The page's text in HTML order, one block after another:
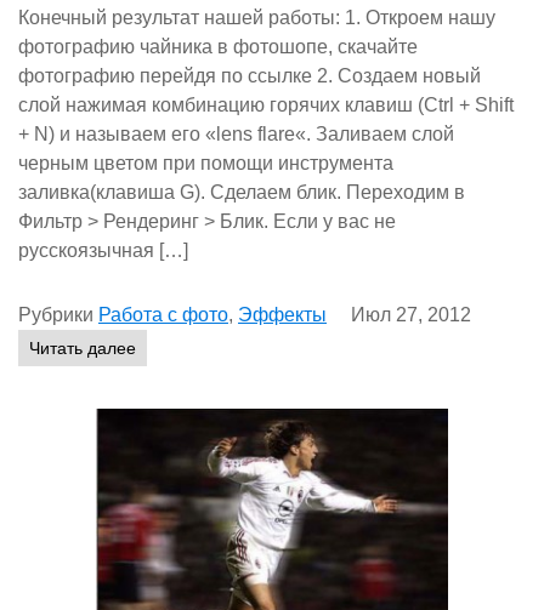
Конечный результат нашей работы: 1. Откроем нашу
фотографию чайника в фотошопе, скачайте
фотографию перейдя по ссылке 2. Создаем новый
слой нажимая комбинацию горячих клавиш (Ctrl + Shift
+ N) и называем его «lens flare«. Заливаем слой
черным цветом при помощи инструмента
заливка(клавиша G). Сделаем блик. Переходим в
Фильтр > Рендеринг > Блик. Если у вас не
русскоязычная […]
Рубрики Работа с фото, Эффекты Июл 27, 2012
Читать далее